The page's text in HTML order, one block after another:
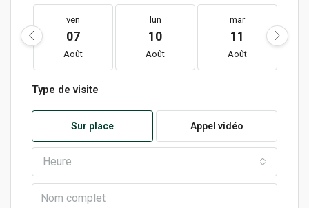
ven
07
Août
lun
10
Août
mar
11
Août
Type de visite
Sur place Appel vidéo
Heure